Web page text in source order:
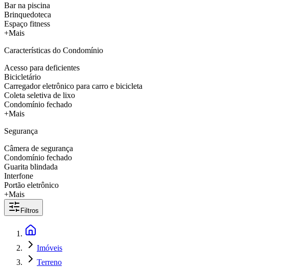
Bar na piscina
Brinquedoteca
Espaço fitness
+Mais
Características do Condomínio
Acesso para deficientes
Bicicletário
Carregador eletrônico para carro e bicicleta
Coleta seletiva de lixo
Condomínio fechado
+Mais
Segurança
Câmera de segurança
Condomínio fechado
Guarita blindada
Interfone
Portão eletrônico
+Mais
Filtros
Imóveis
Terreno